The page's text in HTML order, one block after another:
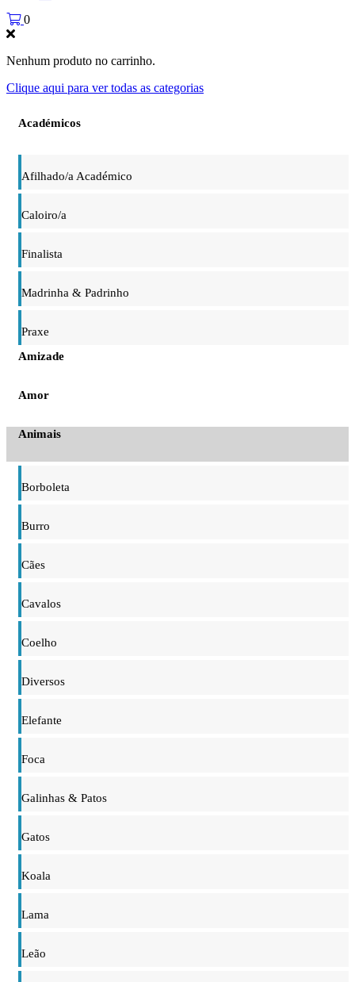
0
Nenhum produto no carrinho.
Clique aqui para ver todas as categorias
Académicos
Afilhado/a Académico
Caloiro/a
Finalista
Madrinha & Padrinho
Praxe
Amizade
Amor
Animais
Borboleta
Burro
Cães
Cavalos
Coelho
Diversos
Elefante
Foca
Galinhas & Patos
Gatos
Koala
Lama
Leão